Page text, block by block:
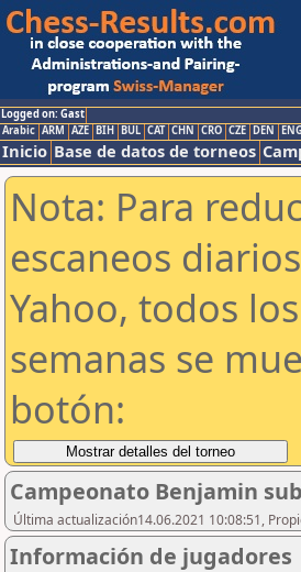
Logged on: Gast
Arabic ARM AZE BIH BUL CAT CHN CRO CZE DEN ENG
Inicio Base de datos de torneos
Nota: Para
escaneos
Yahoo, todos
semanas se
botón:
Campeonato Benjamin
Última actualización14.06.2021 10:08:51,
Información de jugadores